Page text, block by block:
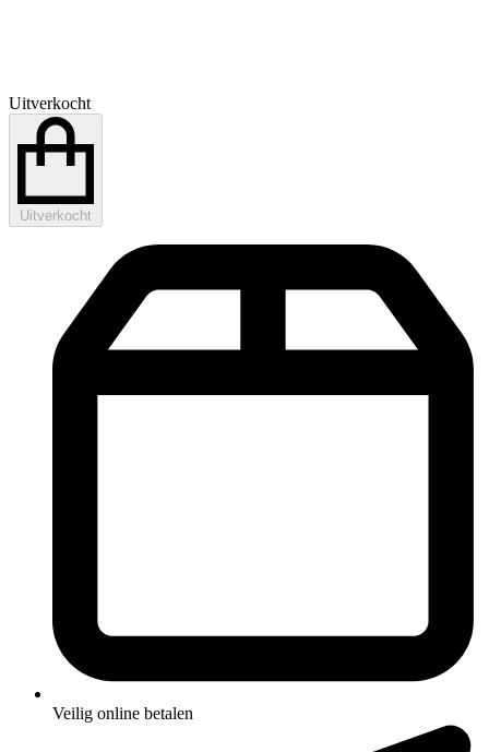
Uitverkocht
Uitverkocht
Veilig online betalen